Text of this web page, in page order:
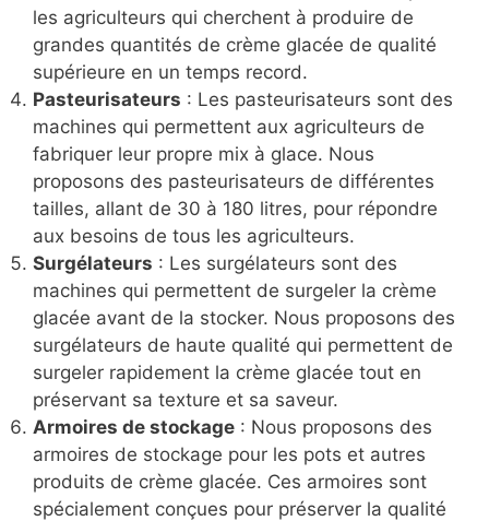
les agriculteurs qui cherchent à produire de
grandes quantités de crème glacée de qualité
supérieure en un temps record.
Pasteurisateurs : Les pasteurisateurs sont des
machines qui permettent aux agriculteurs de
fabriquer leur propre mix à glace. Nous
proposons des pasteurisateurs de différentes
tailles, allant de 30 à 180 litres, pour répondre
aux besoins de tous les agriculteurs.
Surgélateurs : Les surgélateurs sont des
machines qui permettent de surgeler la crème
glacée avant de la stocker. Nous proposons des
surgélateurs de haute qualité qui permettent de
surgeler rapidement la crème glacée tout en
préservant sa texture et sa saveur.
Armoires de stockage : Nous proposons des
armoires de stockage pour les pots et autres
produits de crème glacée. Ces armoires sont
spécialement conçues pour préserver la qualité